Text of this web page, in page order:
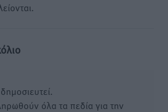
όλα τα πεδία για την